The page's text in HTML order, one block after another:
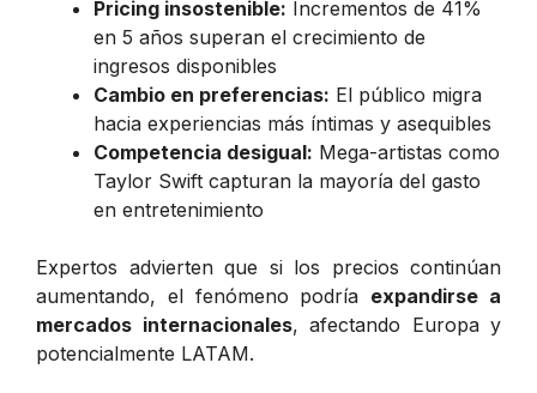
Pricing insostenible: Incrementos de 41%
en 5 años superan el crecimiento de
ingresos disponibles
Cambio en preferencias: El público migra
hacia experiencias más íntimas y asequibles
Competencia desigual: Mega-artistas como
Taylor Swift capturan la mayoría del gasto
en entretenimiento
Expertos advierten que si los precios continúan
aumentando, el fenómeno podría expandirse a
mercados internacionales, afectando Europa y
potencialmente LATAM.